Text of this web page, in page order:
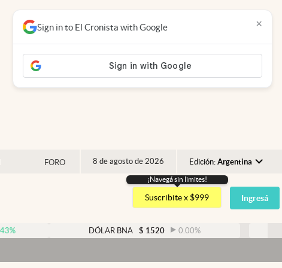
FORO 8 de agosto de 2026 Edición: Argentina
Argentina
España
USA
¡Navegá sin limites!
Suscribite x $999 Ingresá
$ 1520 0.00%
Sign in to El Cronista with Google ×